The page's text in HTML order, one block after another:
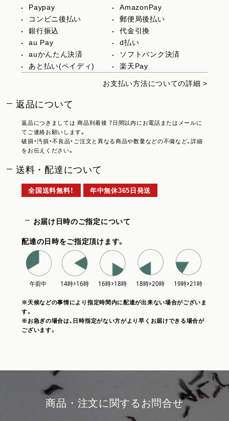
Paypay
AmazonPay
コンビニ後払い
郵便局後払い
銀行振込
代金引換
au Pay
d払い
auかんたん決済
ソフトバンク決済
あと払い(ペイディ)
楽天Pay
お支払い方法についての詳細 >
返品について
返品につきましては 商品到着後 7日間以内にお電話またはメールに
てご連絡お願いします。
破損・汚損・不良品・ご注文と異なる商品や数量などの不備など、詳細
をお伝えください。
送料・配達について
全国送料無料！ 年中無休365日発送
お届け日時のご指定について
配達の日時をご指定頂けます。
※天候などの事情により指定時間内に配達が出来ない場合がございま
す。
※お急ぎの場合は、日時指定がない方がより早くお届けできる場合が
ございます。
商品・注文に関するお問合せ